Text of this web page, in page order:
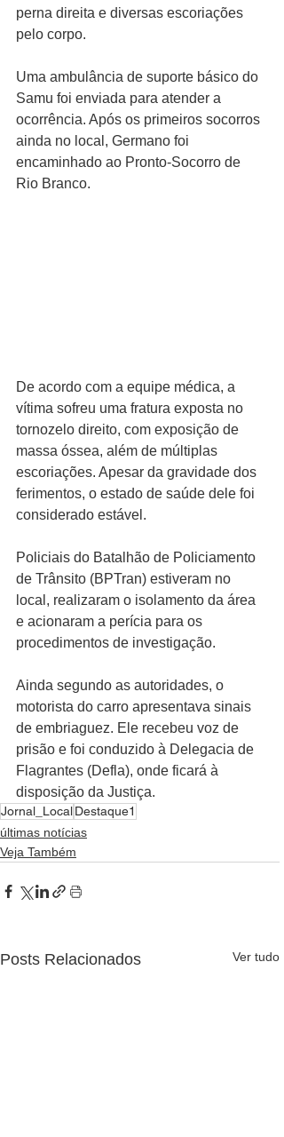
perna direita e diversas escoriações
pelo corpo.
Uma ambulância de suporte básico do
Samu foi enviada para atender a
ocorrência. Após os primeiros socorros
ainda no local, Germano foi
encaminhado ao Pronto-Socorro de
Rio Branco.
De acordo com a equipe médica, a
vítima sofreu uma fratura exposta no
tornozelo direito, com exposição de
massa óssea, além de múltiplas
escoriações. Apesar da gravidade dos
ferimentos, o estado de saúde dele foi
considerado estável.
Policiais do Batalhão de Policiamento
de Trânsito (BPTran) estiveram no
local, realizaram o isolamento da área
e acionaram a perícia para os
procedimentos de investigação.
Ainda segundo as autoridades, o
motorista do carro apresentava sinais
de embriaguez. Ele recebeu voz de
prisão e foi conduzido à Delegacia de
Flagrantes (Defla), onde ficará à
disposição da Justiça.
Jornal_LocalDestaque1
últimas notícias
Veja Também
Posts Relacionados Ver tudo